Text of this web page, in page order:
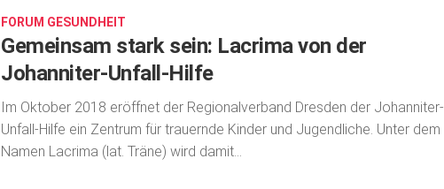
FORUM GESUNDHEIT
Gemeinsam stark sein: Lacrima von der
Johanniter-Unfall-Hilfe
Im Oktober 2018 eröffnet der Regionalverband Dresden der Johanniter-
Unfall-Hilfe ein Zentrum für trauernde Kinder und Jugendliche. Unter dem
Namen Lacrima (lat. Träne) wird damit...